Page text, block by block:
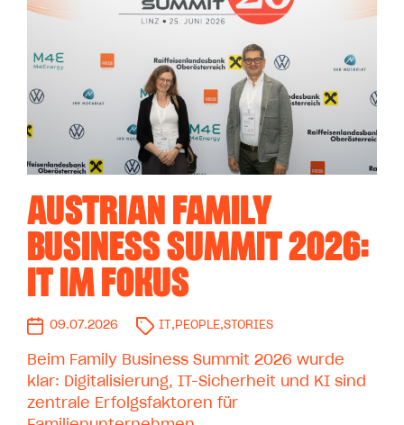
AUSTRIAN FAMILY
BUSINESS SUMMIT 2026:
IT IM FOKUS
09.07.2026 IT , PEOPLE,STORIES
Beim Family Business Summit 2026 wurde
klar: Digitalisierung, IT-Sicherheit und KI sind
zentrale Erfolgsfaktoren für